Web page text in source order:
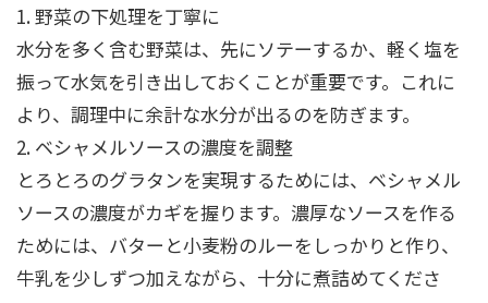
1. 野菜の下処理を丁寧に
水分を多く含む野菜は、先にソテーするか、軽く塩を
振って水気を引き出しておくことが重要です。これに
より、調理中に余計な水分が出るのを防ぎます。
2. ベシャメルソースの濃度を調整
とろとろのグラタンを実現するためには、ベシャメル
ソースの濃度がカギを握ります。濃厚なソースを作る
ためには、バターと小麦粉のルーをしっかりと作り、
牛乳を少しずつ加えながら、十分に煮詰めてくださ